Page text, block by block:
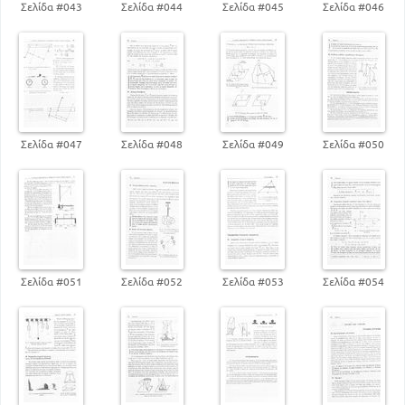
Εσωτερική ενέργεια - Θερμότητα
Ισοδυναμια θερμότητας και μηχανικής
ενέργειας
191
Σελίδα #043 Σελίδα #044 Σελίδα #045 Σελίδα #046
Σελίδα #047 Σελίδα #048 Σελίδα #049 Σελίδα #050
Σελίδα #051 Σελίδα #052 Σελίδα #053 Σελίδα #054